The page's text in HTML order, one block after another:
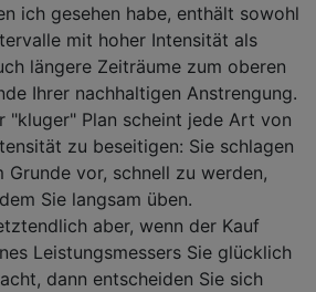
ich gesehen habe, enthält sowohl
mit hoher Intensität als
längere Zeiträume zum oberen
Ihrer nachhaltigen Anstrengung.
"kluger" Plan scheint jede Art von
zu beseitigen: Sie schlagen
Grunde vor, schnell zu werden,
Sie langsam üben.
aber, wenn der Kauf
Leistungsmessers Sie glücklich
dann entscheiden Sie sich